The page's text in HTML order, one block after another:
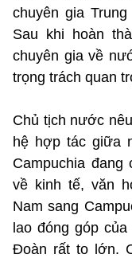
chuyên gia
Sau khi hoàn
chuyên gia về
trọng trách quan
Chủ tịch nước
hệ hợp tác giữa
Campuchia
về kinh tế, văn
Nam sang
lao đóng góp
Đoàn rất to lớn.